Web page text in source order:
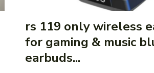
rs 119 only wireless
for gaming & music
earbuds...